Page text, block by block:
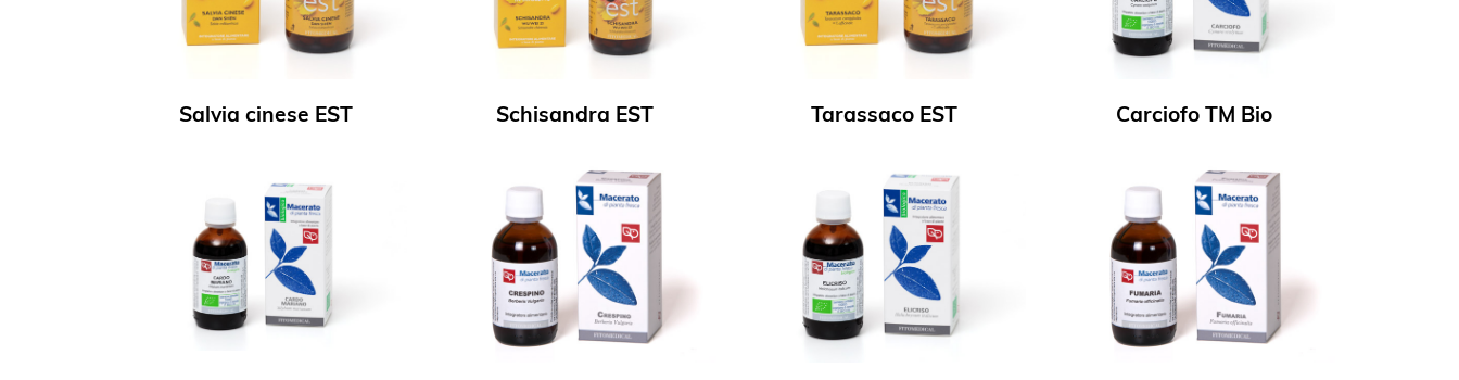
Salvia cinese EST Schisandra EST Tarassaco EST Carciofo TM Bio